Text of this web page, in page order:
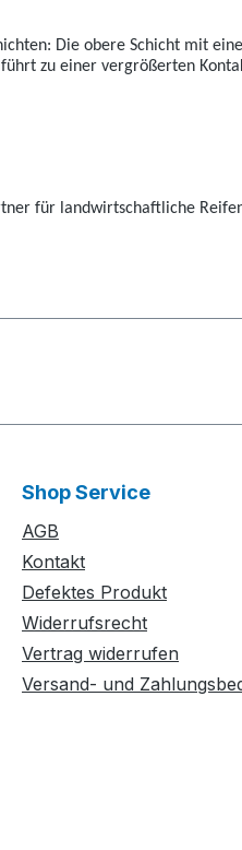
Die obere Schicht mit
zu einer vergrößerten
für landwirtschaftliche
Shop Service
AGB
Kontakt
Defektes Produkt
Widerrufsrecht
Vertrag widerrufen
Versand- und